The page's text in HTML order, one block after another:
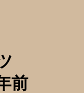
前